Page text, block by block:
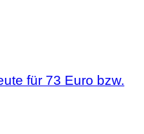
für 73 Euro bzw.